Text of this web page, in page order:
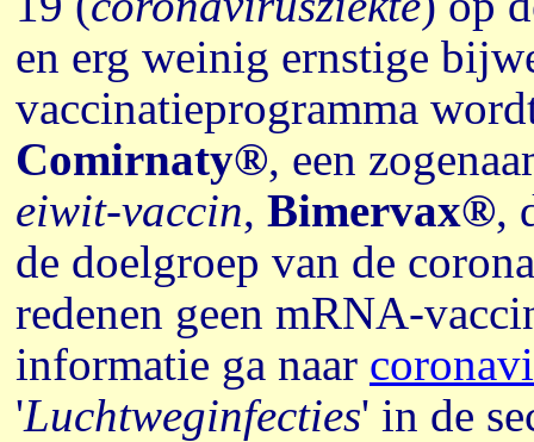
en erg weinig ernstige
vaccinatieprogramma
Comirnaty®, een
eiwit-vaccin, Bimervax®,
de doelgroep van de
redenen geen mRNA-
informatie ga naar
'Luchtweginfecties' in de